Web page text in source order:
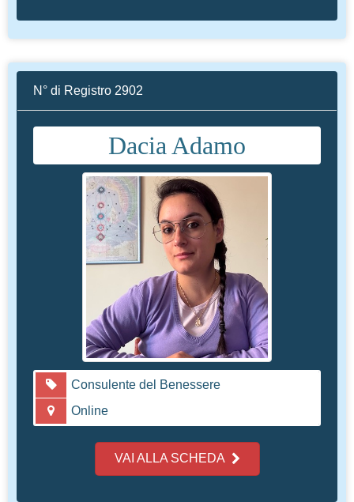
N° di Registro 2465
Sabina Simonetti
N° di Registro 2902
Dacia Adamo
Consulente del Benessere
Online
VAI ALLA SCHEDA